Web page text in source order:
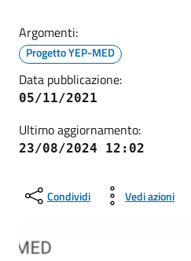
Argomenti:
Progetto YEP-MED
Data pubblicazione:
05/11/2021
Ultimo aggiornamento:
23/08/2024 12:02
Condividi Vedi azioni